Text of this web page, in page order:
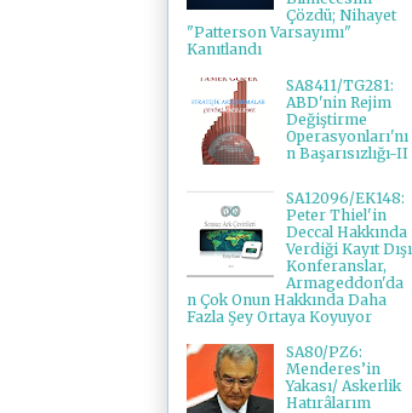
Çözdü; Nihayet
"Patterson Varsayımı"
Kanıtlandı
SA8411/TG281:
ABD'nin Rejim
Değiştirme
Operasyonları'nı
n Başarısızlığı-II
SA12096/EK148:
Peter Thiel'in
Deccal Hakkında
Verdiği Kayıt Dışı
Konferanslar,
Armageddon'da
n Çok Onun Hakkında Daha
Fazla Şey Ortaya Koyuyor
SA80/PZ6:
Menderes’in
Yakası/ Askerlik
Hatırâlarım